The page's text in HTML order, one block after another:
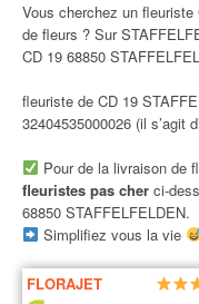
Vous cherchez un
de fleurs ? Sur
CD 19 68850
fleuriste de CD 19
32404535000026 (il s’agit
Pour de la livraison de
fleuristes pas cher ci-
68850 STAFFELFELDEN.
Simplifiez vous la vie
FLORAJET